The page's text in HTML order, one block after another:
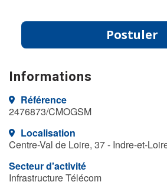
Postuler
Informations
Référence
2476873/CMOGSM
Localisation
Centre-Val de Loire, 37 - Indre-et-
Secteur d'activité
Infrastructure Télécom